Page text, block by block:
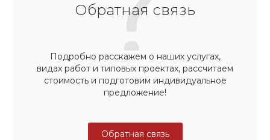
Обратная связь
Подробно расскажем о наших услугах,
видах работ и типовых проектах, рассчитаем
стоимость и подготовим индивидуальное
предложение!
Обратная связь